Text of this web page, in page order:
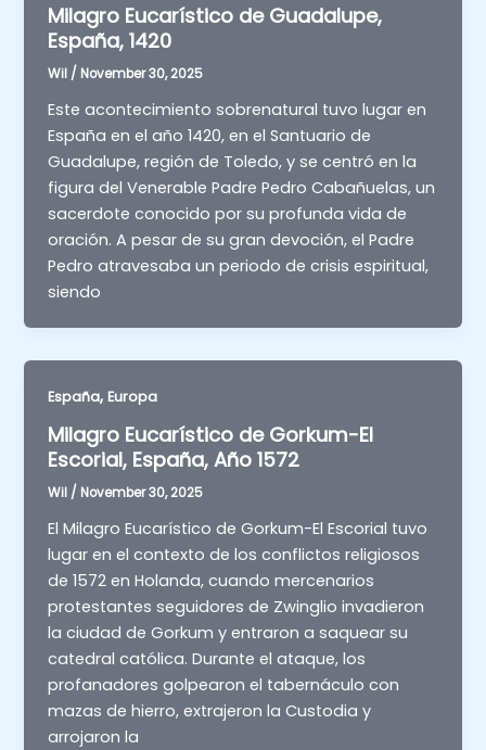
Milagro Eucarístico de Guadalupe,
España, 1420
Wil / November 30, 2025
Este acontecimiento sobrenatural tuvo lugar en
España en el año 1420, en el Santuario de
Guadalupe, región de Toledo, y se centró en la
figura del Venerable Padre Pedro Cabañuelas, un
sacerdote conocido por su profunda vida de
oración. A pesar de su gran devoción, el Padre
Pedro atravesaba un periodo de crisis espiritual,
siendo
España,Europa
Milagro Eucarístico de Gorkum-El
Escorial, España, Año 1572
Wil / November 30, 2025
El Milagro Eucarístico de Gorkum-El Escorial tuvo
lugar en el contexto de los conflictos religiosos
de 1572 en Holanda, cuando mercenarios
protestantes seguidores de Zwinglio invadieron
la ciudad de Gorkum y entraron a saquear su
catedral católica. Durante el ataque, los
profanadores golpearon el tabernáculo con
mazas de hierro, extrajeron la Custodia y
arrojaron la